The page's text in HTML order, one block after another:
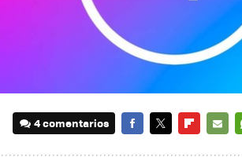
4 comentarios